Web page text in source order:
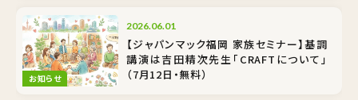
お知らせ
2026.06.01
【ジャパンマック福岡 家族セミナー】基調
講演は吉田精次先生「CRAFTについて」
（7月12日・無料）